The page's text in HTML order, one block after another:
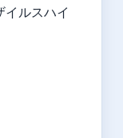
イルスハイ